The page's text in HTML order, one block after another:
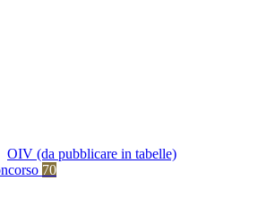
OIV (da pubblicare in tabelle)
70